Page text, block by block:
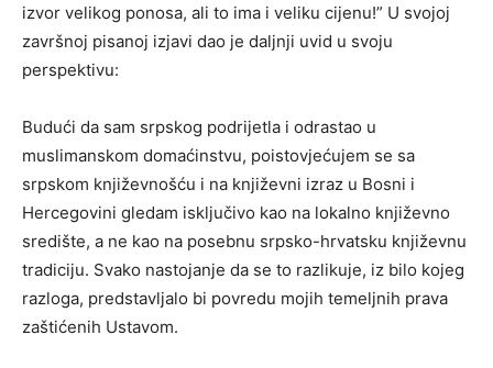
izvor velikog ponosa, ali to ima i veliku cijenu!” U svojoj
završnoj pisanoj izjavi dao je daljnji uvid u svoju
perspektivu:
Budući da sam srpskog podrijetla i odrastao u
muslimanskom domaćinstvu, poistovjećujem se sa
srpskom književnošću i na književni izraz u Bosni i
Hercegovini gledam isključivo kao na lokalno književno
središte, a ne kao na posebnu srpsko-hrvatsku književnu
tradiciju. Svako nastojanje da se to razlikuje, iz bilo kojeg
razloga, predstavljalo bi povredu mojih temeljnih prava
zaštićenih Ustavom.